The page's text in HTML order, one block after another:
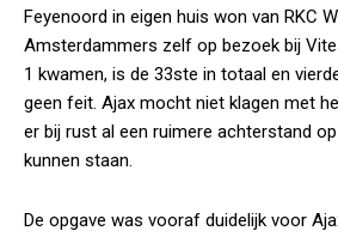
Feyenoord in eigen huis won van RKC
Amsterdammers zelf op bezoek bij
1 kwamen, is de 33ste in totaal en
geen feit. Ajax mocht niet klagen met
er bij rust al een ruimere achterstand
kunnen staan.
De opgave was vooraf duidelijk voor